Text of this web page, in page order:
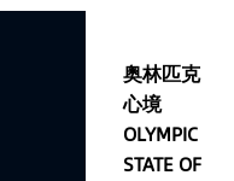
奥林匹克
心境
OLYMPIC
STATE OF